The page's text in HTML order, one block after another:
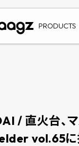
PRODUCTS
/ 直火台、
vol.65に